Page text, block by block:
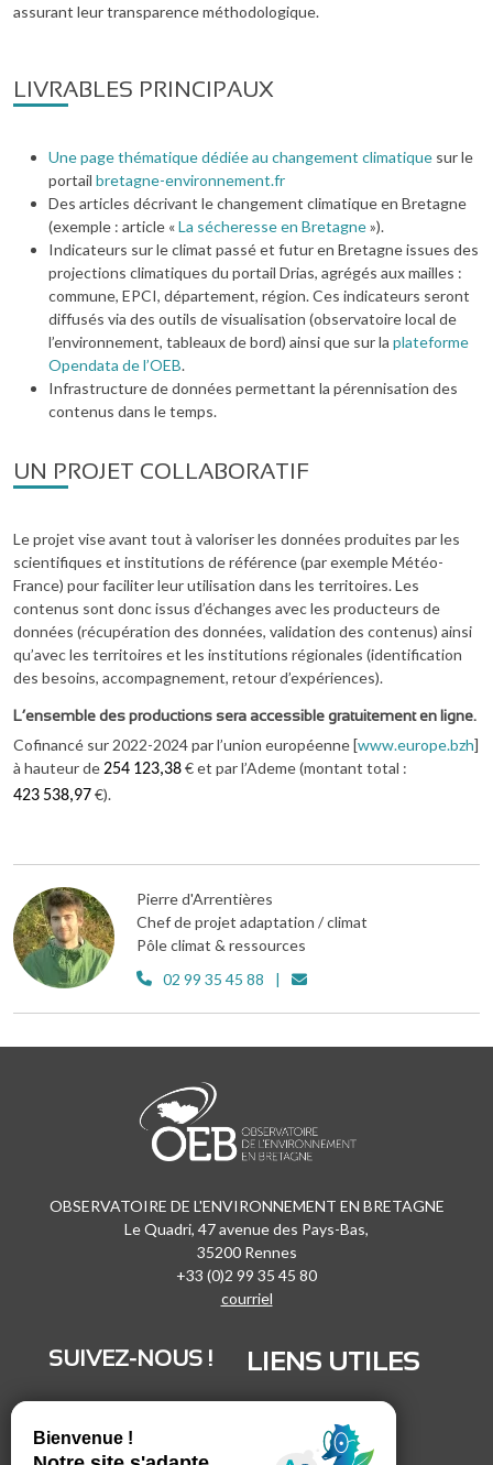
assurant leur transparence méthodologique.
LIVRABLES PRINCIPAUX
Une page thématique dédiée au changement climatique sur le
portail bretagne-environnement.fr
Des articles décrivant le changement climatique en Bretagne
(exemple : article «La sécheresse en Bretagne»).
Indicateurs sur le climat passé et futur en Bretagne issues des
projections climatiques du portail Drias, agrégés aux mailles :
commune, EPCI, département, région. Ces indicateurs seront
diffusés via des outils de visualisation (observatoire local de
l’environnement, tableaux de bord) ainsi que sur la plateforme
Opendata de l’OEB.
Infrastructure de données permettant la pérennisation des
contenus dans le temps.
UN PROJET COLLABORATIF
Le projet vise avant tout à valoriser les données produites par les
scientifiques et institutions de référence (par exemple Météo-
France) pour faciliter leur utilisation dans les territoires. Les
contenus sont donc issus d’échanges avec les producteurs de
données (récupération des données, validation des contenus) ainsi
qu’avec les territoires et les institutions régionales (identification
des besoins, accompagnement, retour d’expériences).
L’ensemble des productions sera accessible gratuitement en ligne.
Cofinancé sur 2022-2024 par l’union européenne [www.europe.bzh]
à hauteur de254 123,38€ et par l’Ademe (montant total :
423 538,97€).
Pierre d'Arrentières
Chef de projet adaptation / climat
Pôle climat & ressources
02 99 35 45 88
OBSERVATOIRE DE L'ENVIRONNEMENT EN BRETAGNE
Le Quadri, 47 avenue des Pays-Bas,
35200 Rennes
+33 (0)2 99 35 45 80
courriel
SUIVEZ-NOUS !
Vimeo
Facebook
LIENS UTILES
Marchés publics